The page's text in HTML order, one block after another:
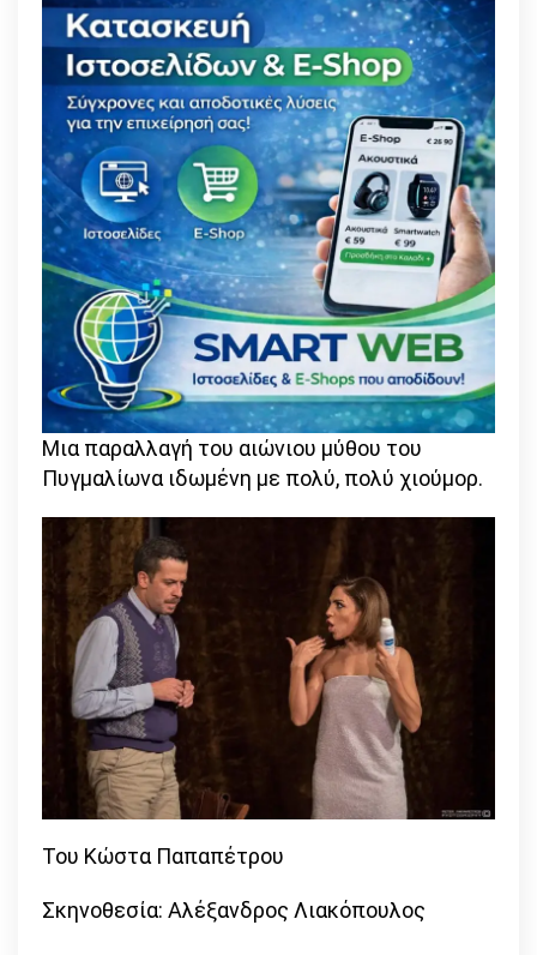
Μια παραλλαγή του αιώνιου μύθου του
Πυγμαλίωνα ιδωμένη με πολύ, πολύ χιούμορ.
Του Κώστα Παπαπέτρου
Σκηνοθεσία: Αλέξανδρος Λιακόπουλος